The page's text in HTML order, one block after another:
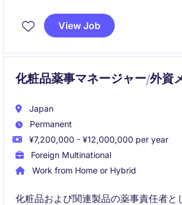
申請における海外ステークホルダーと
View Job
化粧品薬事マネージャー/外資
Japan
Permanent
¥7,200,000 - ¥12,000,000 per year
Foreign Multinational
Work from Home or Hybrid
化粧品および関連製品の薬事責任者と